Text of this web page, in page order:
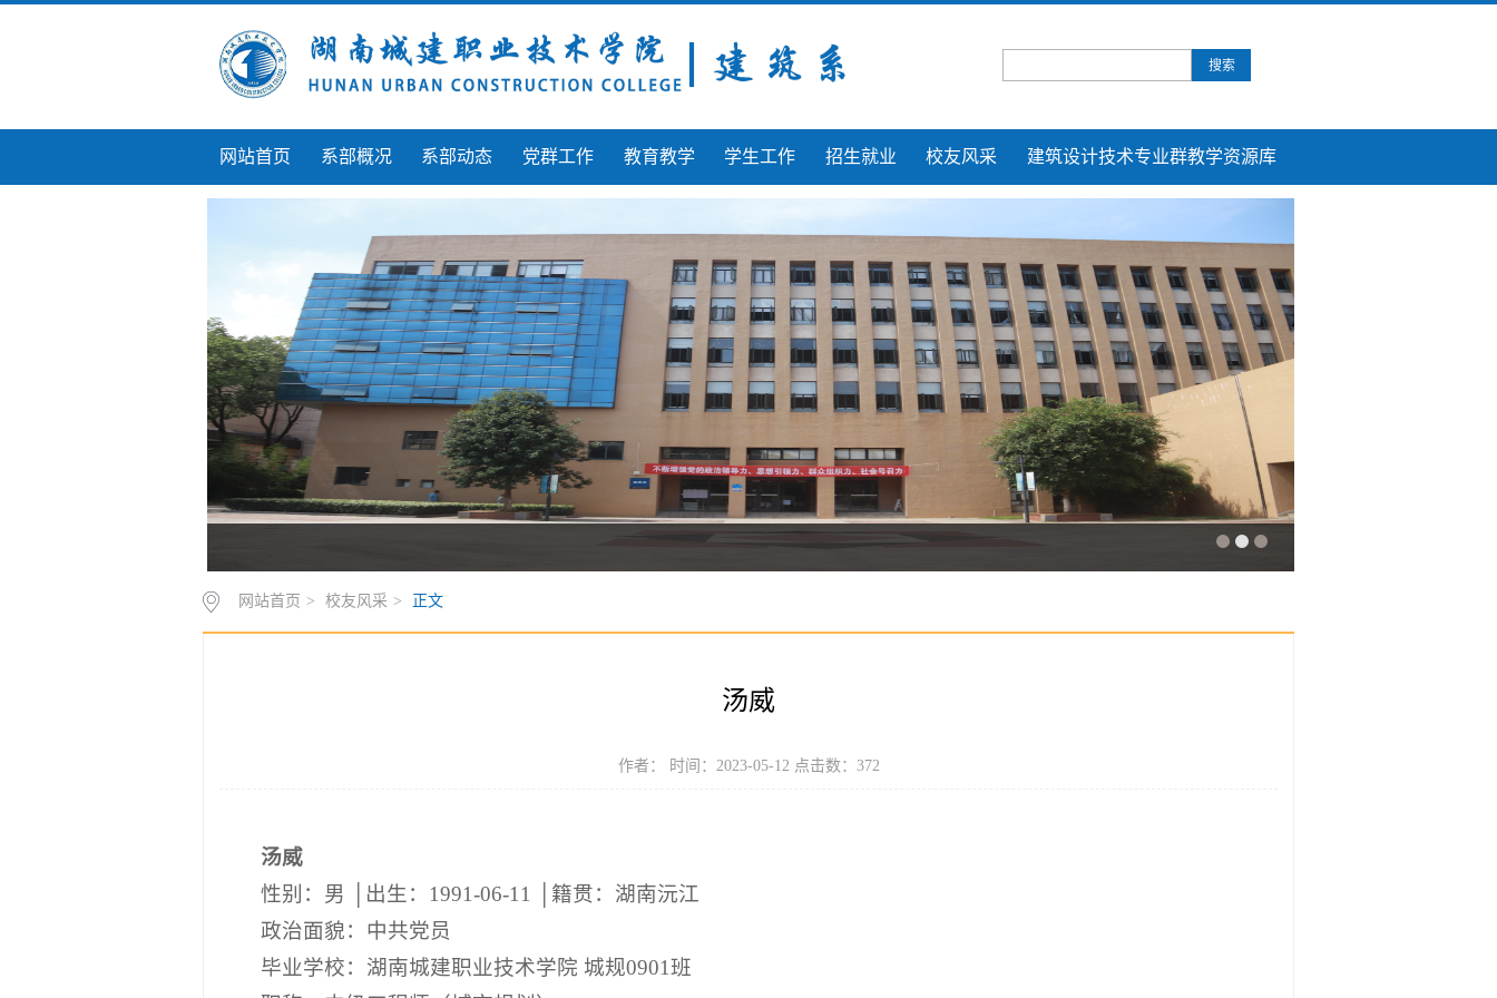
网站首页 系部概况 系部动态 党群工作 教育教学 学生工作 招生就业 校友风采 建筑设计技术专业群教学资源库
网站首页 > 校友风采 > 正文
汤威
作者： 时间：2023-05-12 点击数： 372
汤威
性别：男 │出生：1991-06-11 │籍贯：湖南沅江
政治面貌：中共党员
毕业学校：湖南城建职业技术学院 城规0901班